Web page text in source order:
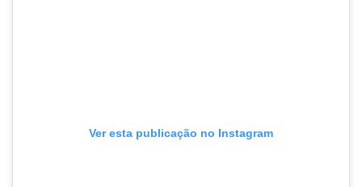
Ver esta publicação no Instagram